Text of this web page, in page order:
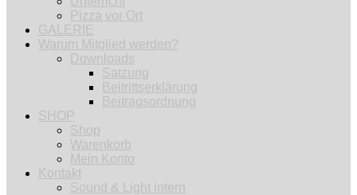
Pizza vor Ort
GALERIE
Warum Mitglied werden?
Downloads
Satzung
Beitrittserklärung
Beitragsordnung
SHOP
Shop
Warenkorb
Mein Konto
Kontakt
Sound & Light intern